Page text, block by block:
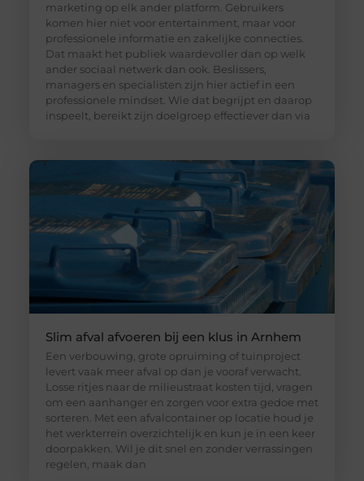
marketing op elk ander platform. Gebruikers
komen hier niet voor entertainment, maar voor
professionele informatie en zakelijke connecties.
Dat maakt het publiek waardevoller dan op welk
ander sociaal netwerk dan ook. Beslissers,
managers en specialisten zijn hier actief in een
professionele mindset. Wie dat begrijpt en daarop
inspeelt, bereikt zijn doelgroep effectiever dan via
Slim afval afvoeren bij een klus in Arnhem
Een verbouwing, grote opruiming of tuinproject
levert vaak meer afval op dan je vooraf verwacht.
Losse ritjes naar de milieustraat kosten tijd, vragen
om een aanhanger en zorgen voor extra gedoe met
sorteren. Met een afvalcontainer op locatie houd je
het werkterrein overzichtelijk en kun je in een keer
doorpakken. Wil je dit snel en zonder verrassingen
regelen, maak dan